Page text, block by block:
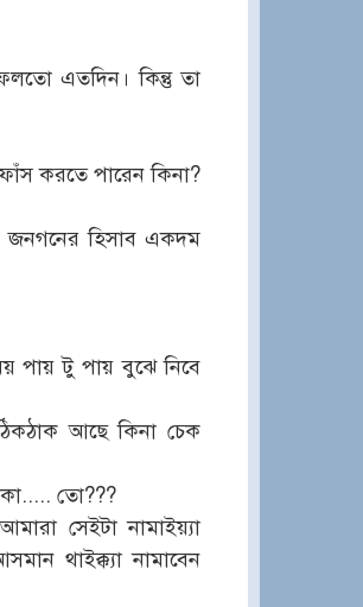
এতদিন। কিন্তু তা
ফাঁস করতে পারেন কিনা?
জনগনের হিসাব একদম
পায় টু পায় বুঝে নিবে
আছে কিনা চেক
তো???
সেইটা নামাইয়্যা
থাইক্ক্যা নামাবেন